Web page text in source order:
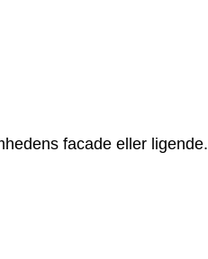
facade eller ligende.